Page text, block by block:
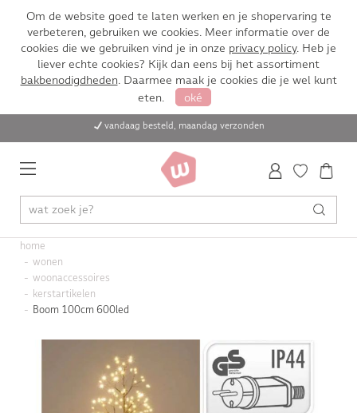
Om de website goed te laten werken en je shopervaring te
verbeteren, gebruiken we cookies. Meer informatie over de
cookies die we gebruiken vind je in onze privacy policy. Heb je
liever echte cookies? Kijk dan eens bij het assortiment
bakbenodigdheden. Daarmee maak je cookies die je wel kunt
eten.
oké
vandaag besteld, maandag verzonden
home
wonen
woonaccessoires
kerstartikelen
Boom 100cm 600led